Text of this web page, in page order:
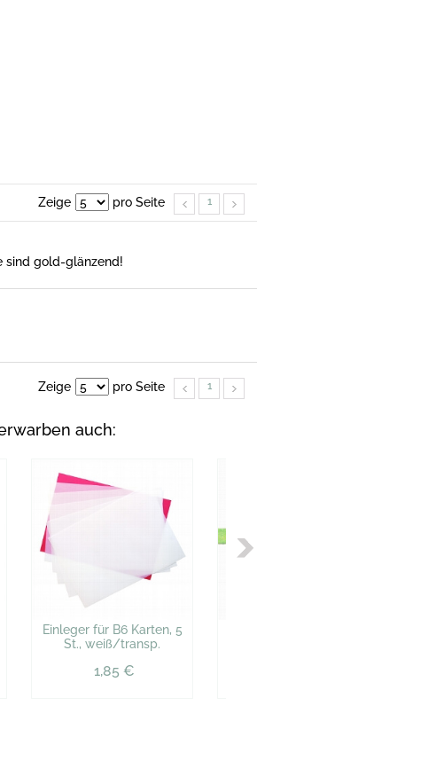
Zeige pro Seite 1
sind gold-glänzend!
Zeige pro Seite 1
auch:
Einleger für B6 Karten, 5
St., weiß/transp.
1,85 €